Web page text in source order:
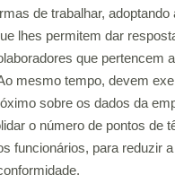
de trabalhar, adoptando
lhes permitem dar
que pertencem
mesmo tempo, devem
sobre os dados da
o número de pontos de
funcionários, para reduzir